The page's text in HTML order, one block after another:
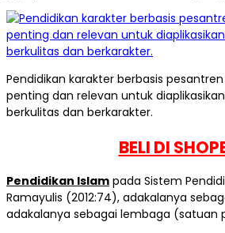
Pendidikan karakter berbasis
penting dan relevan untuk
berkulitas dan berkarakter.
BELI DI
Pendidikan Islam pada Sistem
Ramayulis (2012:74), adakalanya
adakalanya sebagai lembaga (satuan